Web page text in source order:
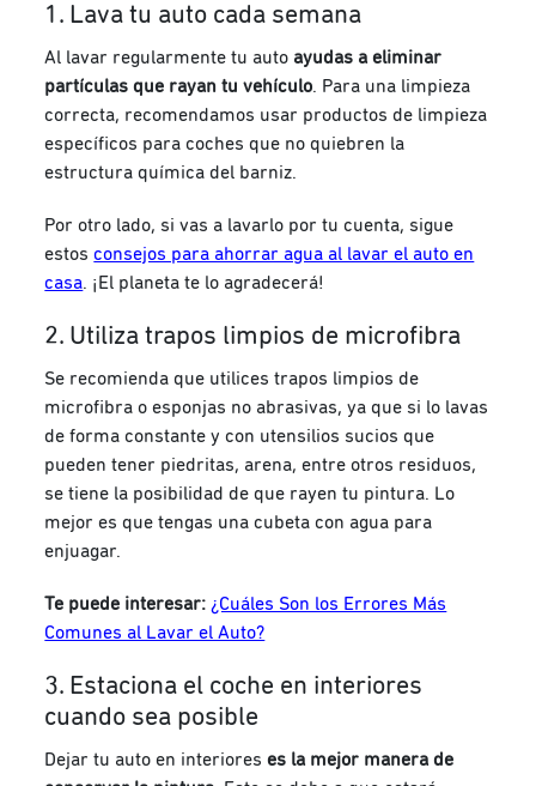
1. Lava tu auto cada semana
Al lavar regularmente tu auto ayudas a eliminar
partículas que rayan tu vehículo. Para una limpieza
correcta, recomendamos usar productos de limpieza
específicos para coches que no quiebren la
estructura química del barniz.
Por otro lado, si vas a lavarlo por tu cuenta, sigue
estosconsejos para ahorrar agua al lavar el auto en
casa. ¡El planeta te lo agradecerá!
2. Utiliza trapos limpios de microfibra
Se recomienda que utilices trapos limpios de
microfibra o esponjas no abrasivas, ya que si lo lavas
de forma constante y con utensilios sucios que
pueden tener piedritas, arena, entre otros residuos,
se tiene la posibilidad de que rayen tu pintura. Lo
mejor es que tengas una cubeta con agua para
enjuagar.
Te puede interesar: ¿Cuáles Son los Errores Más
Comunes al Lavar el Auto?
3. Estaciona el coche en interiores
cuando sea posible
Dejar tu auto en interioreses la mejor manera de